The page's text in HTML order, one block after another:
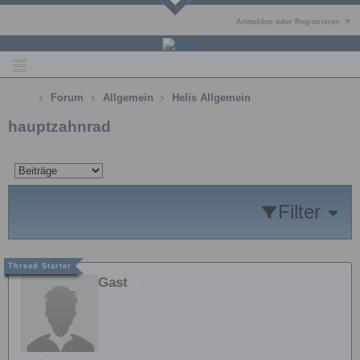
Anmelden oder Registrieren
Forum Allgemein Helis Allgemein
hauptzahnrad
Filter
Gast